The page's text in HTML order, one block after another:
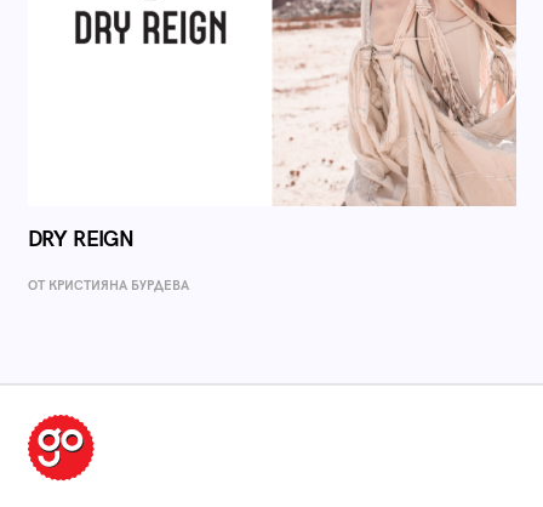
DRY REIGN
ОТ КРИСТИЯНА БУРДЕВА